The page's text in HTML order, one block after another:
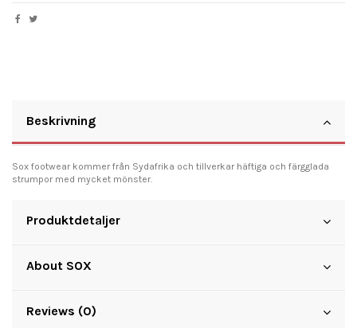
Beskrivning
Sox footwear kommer från Sydafrika och tillverkar häftiga och färgglada
strumpor med mycket mönster.
Produktdetaljer
About SOX
Reviews (0)